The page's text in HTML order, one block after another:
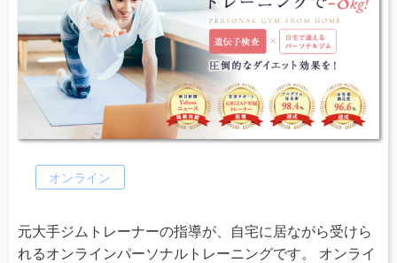
オンライン
元大手ジムトレーナーの指導が、自宅に居ながら受けら
れるオンラインパーソナルトレーニングです。 オンライ